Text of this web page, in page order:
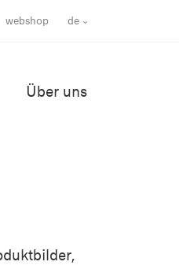
webshop de
Über uns